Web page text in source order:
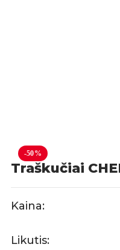
-50%
Traškučiai
Kaina:
Likutis: